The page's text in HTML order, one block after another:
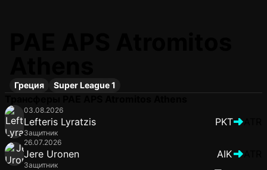
Греция Super League 1
03.08.2026
Lefteris Lyratzis
Защитник
PKT
26.07.2026
Jere Uronen
Защитник
AIK